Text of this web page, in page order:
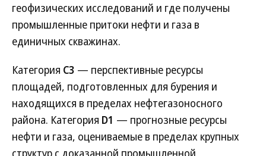
геофизических исследований и где получены
промышленные притоки нефти и газа в
единичных скважинах.
Категория С3 — перспективные ресурсы
площадей, подготовленных для бурения и
находящихся в пределах нефтегазоносного
района. Категория D1 — прогнозные ресурсы
нефти и газа, оцениваемые в пределах крупных
структур с доказанной промышленной